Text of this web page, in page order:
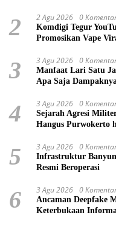
2 2 Agu 2026 0
Komdigi Tegur
Promosikan Vape
3 3 Agu 2026 0
Manfaat Lari Satu
Apa Saja
4 3 Agu 2026 0
Sejarah Agresi
Hangus Purwokerto
5 3 Agu 2026 0
Infrastruktur
Resmi Beroperasi
6 3 Agu 2026 0
Ancaman Deepfake
Keterbukaan